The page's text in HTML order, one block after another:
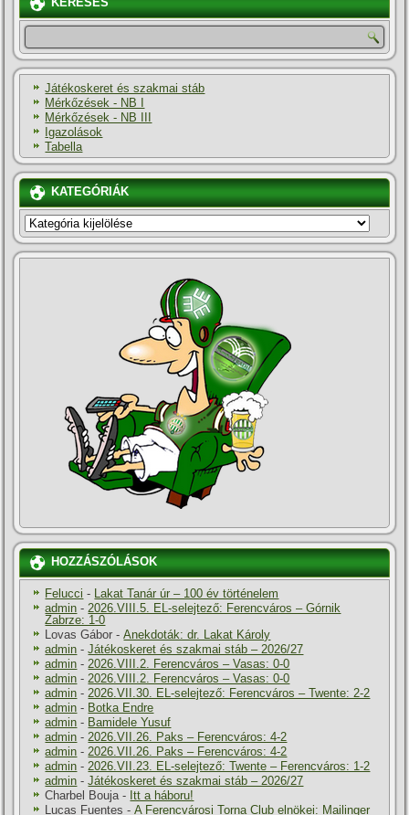
KERESÉS
Játékoskeret és szakmai stáb
Mérkőzések - NB I
Mérkőzések - NB III
Igazolások
Tabella
KATEGÓRIÁK
KATEGÓRIÁK
HOZZÁSZÓLÁSOK
Felucci - Lakat Tanár úr – 100 év történelem
admin -2026.VIII.5. EL-selejtező: Ferencváros – Górnik
Zabrze: 1-0
Lovas Gábor -Anekdoták: dr. Lakat Károly
admin -Játékoskeret és szakmai stáb – 2026/27
admin -2026.VIII.2. Ferencváros – Vasas: 0-0
admin -2026.VIII.2. Ferencváros – Vasas: 0-0
admin -2026.VII.30. EL-selejtező: Ferencváros – Twente: 2-2
admin - Botka Endre
admin - Bamidele Yusuf
admin -2026.VII.26. Paks – Ferencváros: 4-2
admin -2026.VII.26. Paks – Ferencváros: 4-2
admin -2026.VII.23. EL-selejtező: Twente – Ferencváros: 1-2
admin -Játékoskeret és szakmai stáb – 2026/27
Charbel Bouja- Itt a háboru!
Lucas Fuentes -A Ferencvárosi Torna Club elnökei: Mailinger